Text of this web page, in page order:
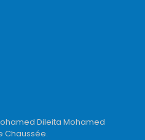
Dileita Mohamed
Chaussée.